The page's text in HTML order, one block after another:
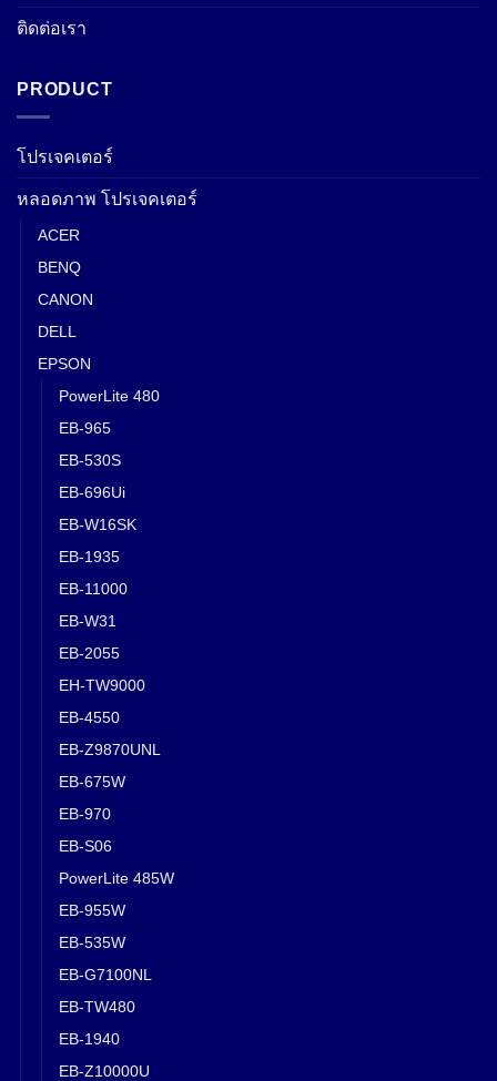
ติดต่อเรา
PRODUCT
โปรเจคเตอร์
หลอดภาพ โปรเจคเตอร์
ACER
BENQ
CANON
DELL
EPSON
PowerLite 480
EB-965
EB-530S
EB-696Ui
EB-W16SK
EB-1935
EB-11000
EB-W31
EB-2055
EH-TW9000
EB-4550
EB-Z9870UNL
EB-675W
EB-970
EB-S06
PowerLite 485W
EB-955W
EB-535W
EB-G7100NL
EB-TW480
EB-1940
EB-Z10000U